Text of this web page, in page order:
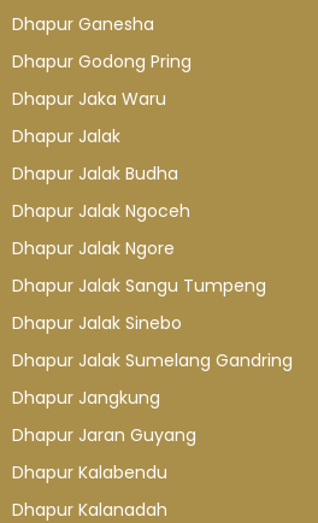
Dhapur Ganesha
Dhapur Godong Pring
Dhapur Jaka Waru
Dhapur Jalak
Dhapur Jalak Budha
Dhapur Jalak Ngoceh
Dhapur Jalak Ngore
Dhapur Jalak Sangu Tumpeng
Dhapur Jalak Sinebo
Dhapur Jalak Sumelang Gandring
Dhapur Jangkung
Dhapur Jaran Guyang
Dhapur Kalabendu
Dhapur Kalanadah